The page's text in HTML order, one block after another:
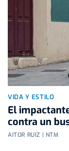
VIDA Y ESTILO
El
contra un
AITOR RUIZ | NTM